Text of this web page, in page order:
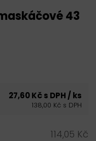
43
27,60 Kč s DPH / ks
138,00 Kč s DPH
114,05 Kč